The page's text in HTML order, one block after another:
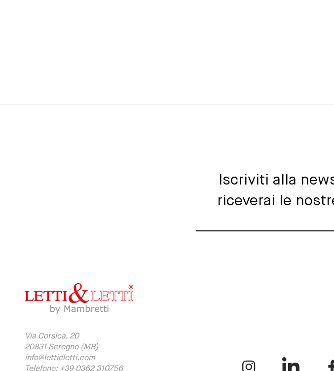
Iscriviti alla
riceverai le
Via Corsica, 20
20831 Seregno (MB)
info@lettieletti.com
Telefono: +39 0362 310756